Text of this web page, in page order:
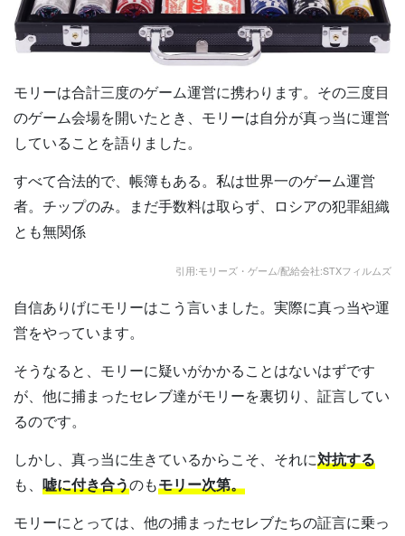
モリーは合計三度のゲーム運営に携わります。その三度目
のゲーム会場を開いたとき、モリーは自分が真っ当に運営
していることを語りました。
すべて合法的で、帳簿もある。私は世界一のゲーム運営
者。チップのみ。まだ手数料は取らず、ロシアの犯罪組織
とも無関係
引用:モリーズ・ゲーム/配給会社:STXフィルムズ
自信ありげにモリーはこう言いました。実際に真っ当や運
営をやっています。
そうなると、モリーに疑いがかかることはないはずです
が、他に捕まったセレブ達がモリーを裏切り、証言してい
るのです。
しかし、真っ当に生きているからこそ、それに対抗する
も、 嘘に付き合うのもモリー次第。
モリーにとっては、他の捕まったセレブたちの証言に乗っ